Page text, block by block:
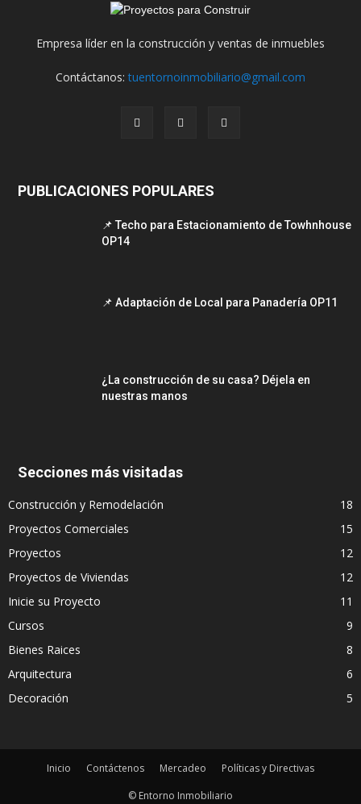
Empresa líder en la construcción y ventas de inmuebles
Contáctanos:tuentornoinmobiliario@gmail.com
PUBLICACIONES POPULARES
📌 Techo para Estacionamiento de Towhnhouse
OP14
📌 Adaptación de Local para Panadería OP11
¿La construcción de su casa? Déjela en
nuestras manos
Secciones más visitadas
Construcción y Remodelación
18
Proyectos Comerciales
15
Proyectos
12
Proyectos de Viviendas
12
Inicie su Proyecto
11
Cursos
9
Bienes Raices
8
Arquitectura
6
Decoración
5
Inicio Contáctenos Mercadeo
Políticas y Directivas
© Entorno Inmobiliario